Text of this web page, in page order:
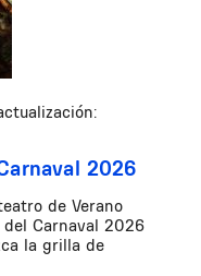
2026
de Verano
del Carnaval 2026
la grilla de